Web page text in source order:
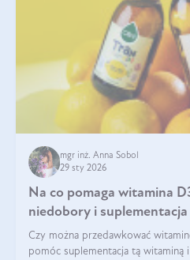
mgr inż. Anna Sobol
29 sty 2026
Na co pomaga witamina
niedobory i suplementacja
Czy można przedawkować
pomóc suplementacja tą witaminą